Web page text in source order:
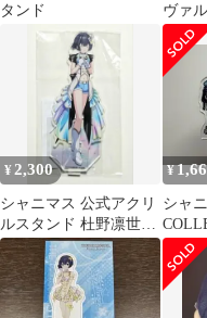
タンド
ヴァ
¥ 2,300
シャニマス 公式アクリ
ルスタンド 杜野凛世
(Over the prism)
¥
シャ
ャラ
世